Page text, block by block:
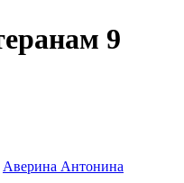
9
Аверина Антонина